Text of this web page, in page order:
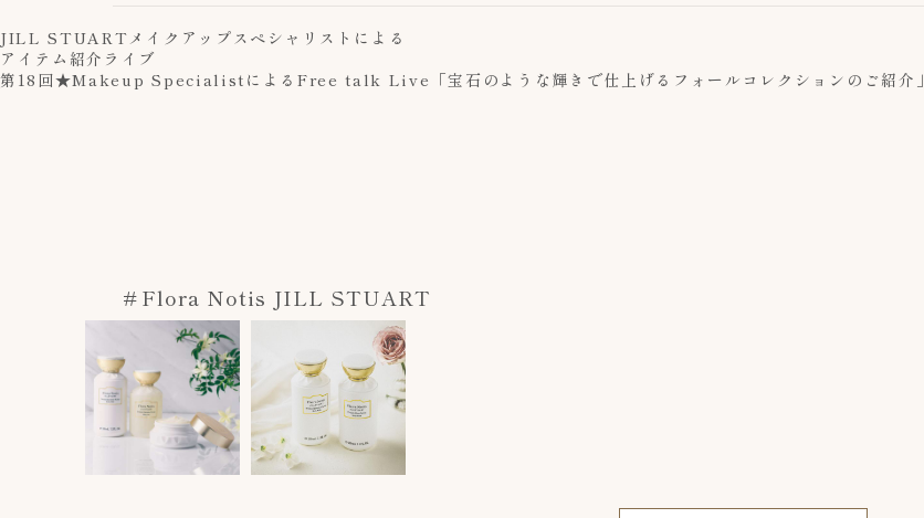
JILL STUARTメイクアップスペシャリストによる
アイテム紹介ライブ
第18回★Makeup SpecialistによるFree talk Live「宝石のような輝きで仕上げるフォールコレクションのご紹介」
＃Flora Notis JILL STUART